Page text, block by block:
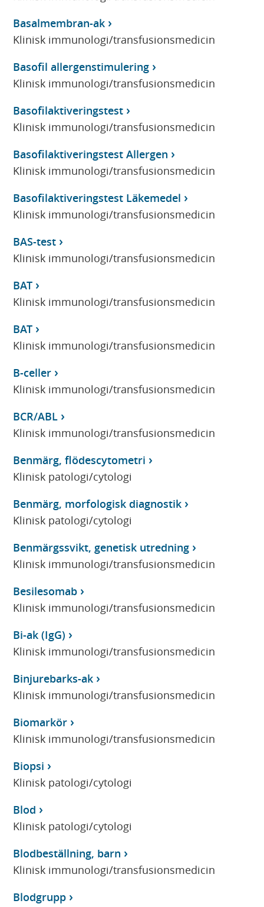
Basalmembran-ak
Klinisk immunologi/transfusionsmedicin
Basofil allergenstimulering
Klinisk immunologi/transfusionsmedicin
Basofilaktiveringstest
Klinisk immunologi/transfusionsmedicin
Basofilaktiveringstest Allergen
Klinisk immunologi/transfusionsmedicin
Basofilaktiveringstest Läkemedel
Klinisk immunologi/transfusionsmedicin
BAS-test
Klinisk immunologi/transfusionsmedicin
BAT
Klinisk immunologi/transfusionsmedicin
BAT
Klinisk immunologi/transfusionsmedicin
B-celler
Klinisk immunologi/transfusionsmedicin
BCR/ABL
Klinisk immunologi/transfusionsmedicin
Benmärg, flödescytometri
Klinisk patologi/cytologi
Benmärg, morfologisk diagnostik
Klinisk patologi/cytologi
Benmärgssvikt, genetisk utredning
Klinisk immunologi/transfusionsmedicin
Besilesomab
Klinisk immunologi/transfusionsmedicin
Bi-ak (IgG)
Klinisk immunologi/transfusionsmedicin
Binjurebarks-ak
Klinisk immunologi/transfusionsmedicin
Biomarkör
Klinisk immunologi/transfusionsmedicin
Biopsi
Klinisk patologi/cytologi
Blod
Klinisk patologi/cytologi
Blodbeställning, barn
Klinisk immunologi/transfusionsmedicin
Blodgrupp